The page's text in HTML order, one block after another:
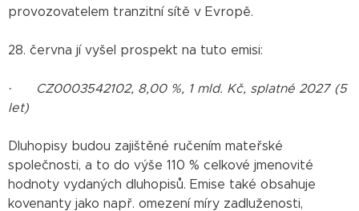
provozovatelem tranzitní sítě v Evropě.
28. června jí vyšel prospekt na tuto emisi:
·
CZ0003542102, 8,00 %, 1 mld. Kč, splatné 2027 (5
let)
Dluhopisy budou zajištěné ručením mateřské
společnosti, a to do výše 110 % celkové jmenovité
hodnoty vydaných dluhopisů. Emise také obsahuje
kovenanty jako např. omezení míry zadluženosti,